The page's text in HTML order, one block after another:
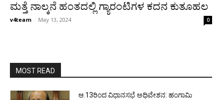
ಮತ್ತೆ ನಾಲ್ಕನೆ ಹಂತದಲ್ಲಿ ಗ್ಯಾರಂಟಿಗಳ ಕದನ ಕುತೂಹಲ
v4team - May 13, 2024 0
MOST READ
ಆ.13ರಿಂದ ವಿಧಾನಸಭೆ ಅಧಿವೇಶನ: ಹಂಗಾಮಿ